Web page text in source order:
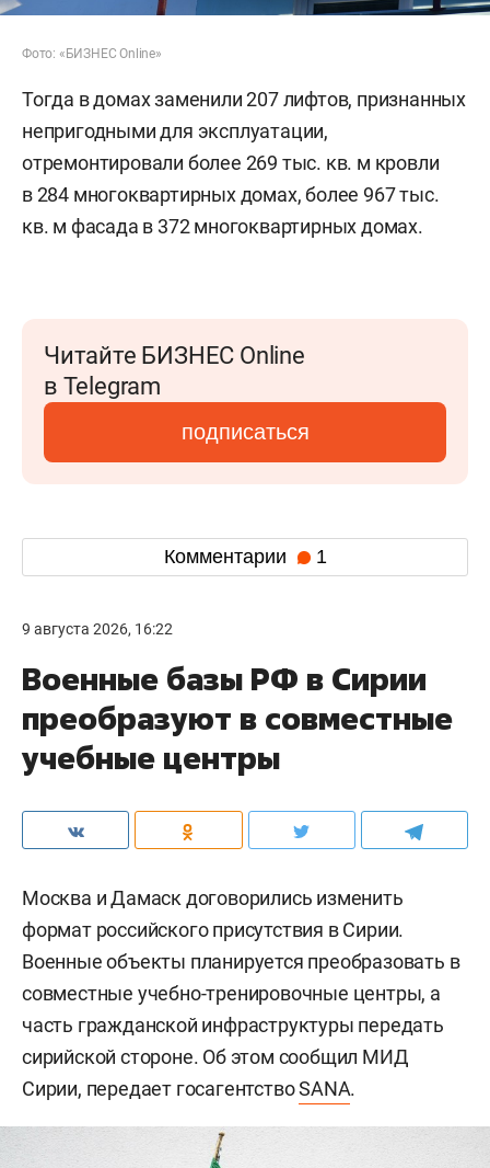
Фото: «БИЗНЕС Online»
Тогда в домах заменили 207 лифтов, признанных
непригодными для эксплуатации,
отремонтировали более 269 тыс. кв. м кровли
в 284 многоквартирных домах, более 967 тыс.
кв. м фасада в 372 многоквартирных домах.
Читайте БИЗНЕС Online
в Telegram
подписаться
Комментарии 1
9 августа 2026, 16:22
Военные базы РФ в Сирии
преобразуют в совместные
учебные центры
Москва и Дамаск договорились изменить
формат российского присутствия в Сирии.
Военные объекты планируется преобразовать в
совместные учебно-тренировочные центры, а
часть гражданской инфраструктуры передать
сирийской стороне. Об этом сообщил МИД
Сирии, передает госагентствоSANA.